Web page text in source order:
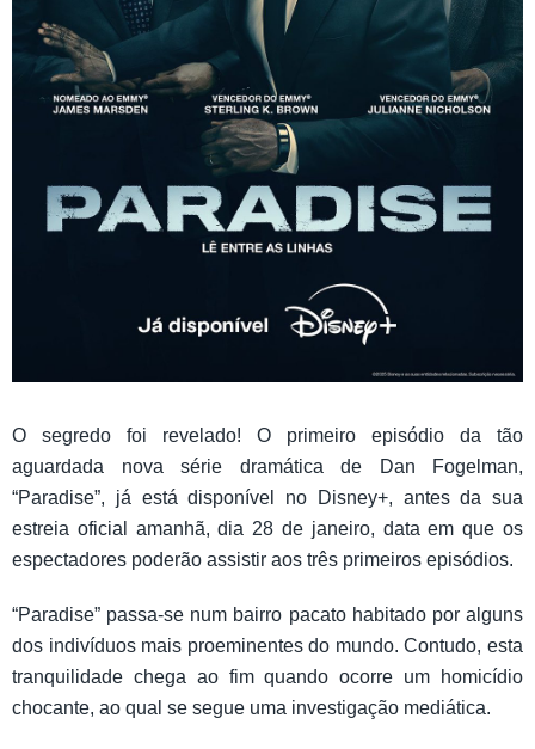
O segredo foi revelado! O primeiro episódio da tão
aguardada nova série dramática de Dan Fogelman,
“Paradise”, já está disponível no Disney+, antes da sua
estreia oficial amanhã, dia 28 de janeiro, data em que os
espectadores poderão assistir aos três primeiros episódios.
“Paradise” passa-se num bairro pacato habitado por alguns
dos indivíduos mais proeminentes do mundo. Contudo, esta
tranquilidade chega ao fim quando ocorre um homicídio
chocante, ao qual se segue uma investigação mediática.